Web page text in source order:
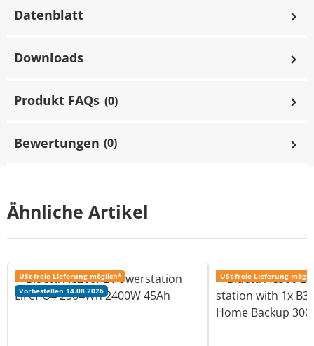
Ähnliche Artikel
USt-freie Lieferung möglich*
Vorbestellen 14.08.2026
USt-freie Lieferung
Datenblatt
Downloads
Produkt FAQs (0)
Bewertungen (0)